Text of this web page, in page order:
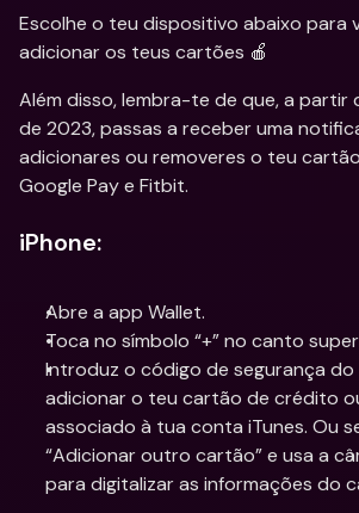
Escolhe o teu dispositivo abaixo para
adicionar os teus cartões 🍎
Além disso, lembra-te de que, a partir
de 2023, passas a receber uma
adicionares ou removeres o teu
Google Pay e Fitbit.
iPhone:
Abre a app Wallet.
Toca no símbolo “+” no canto
Introduz o código de segurança
adicionar o teu cartão de crédito
associado à tua conta iTunes. Ou
“Adicionar outro cartão” e usa a
para digitalizar as informações do